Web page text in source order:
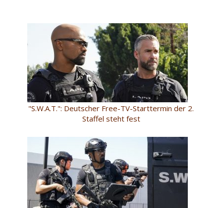
"S.W.A.T.": Deutscher Free-TV-Starttermin der 2.
Staffel steht fest